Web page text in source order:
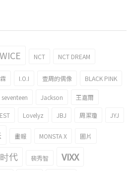
NCT NCT DREAM
I.O.I 壹周的偶像 BLACK PINK
seventeen Jackson 王嘉爾
Lovelyz JBJ 周潔瓊 JYJ
畫報 MONSTA X 圖片
代 裴秀智 VIXX